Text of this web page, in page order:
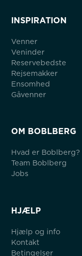
INSPIRATION
Venner
Veninder
Reservebedste
Rejsemakker
Ensomhed
Gåvenner
OM BOBLBERG
Hvad er Boblberg?
Team Boblberg
Jobs
HJÆLP
Hjælp og info
Kontakt
Betingelser